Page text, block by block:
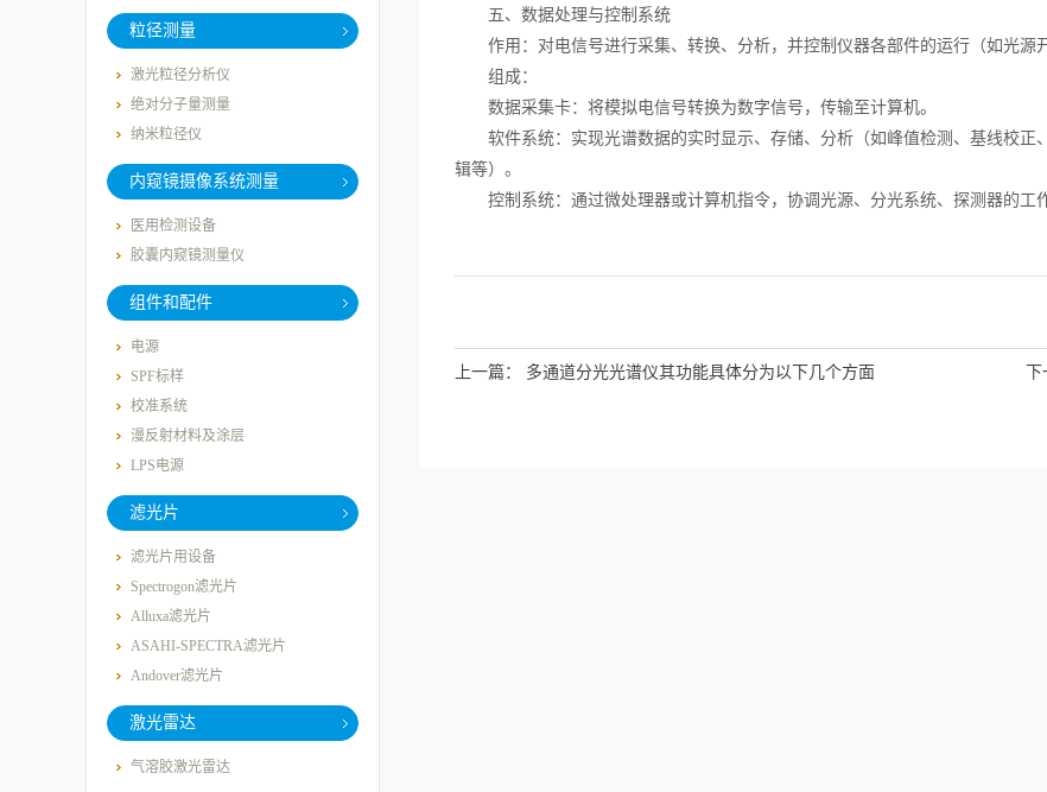
粒径测量
激光粒径分析仪
绝对分子量测量
纳米粒径仪
内窥镜摄像系统测量
医用检测设备
胶囊内窥镜测量仪
组件和配件
电源
SPF标样
校准系统
漫反射材料及涂层
LPS电源
滤光片
滤光片用设备
Spectrogon滤光片
Alluxa滤光片
ASAHI-SPECTRA滤光片
Andover滤光片
激光雷达
气溶胶激光雷达
五、数据处理与控制系统
作用：对电信号进行采集、转换、分析，并控制仪器各部件的运行（如光源开
组成：
数据采集卡：将模拟电信号转换为数字信号，传输至计算机。
软件系统：实现光谱数据的实时显示、存储、分析（如峰值检测、基线校正
辑等）。
控制系统：通过微处理器或计算机指令，协调光源、分光系统、探测器的工
上一篇： 多通道分光光谱仪其功能具体分为以下几个方面